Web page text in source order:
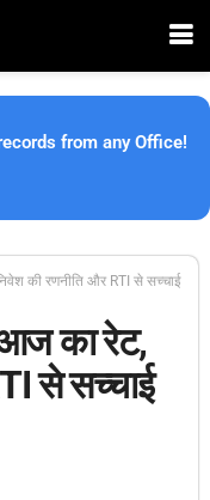
from any Office!
की रणनीति और RTI से सच्चाई
का रेट,
से सच्चाई